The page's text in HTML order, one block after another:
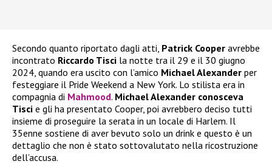
Secondo quanto riportato dagli atti, Patrick Cooper avrebbe
incontrato Riccardo Tisci la notte tra il 29 e il 30 giugno
2024, quando era uscito con l’amico Michael Alexander per
festeggiare il Pride Weekend a New York. Lo stilista era in
compagnia di Mahmood. Michael Alexander conosceva
Tisci e gli ha presentato Cooper, poi avrebbero deciso tutti
insieme di proseguire la serata in un locale di Harlem. Il
35enne sostiene di aver bevuto solo un drink e questo è un
dettaglio che non è stato sottovalutato nella ricostruzione
dell’accusa.